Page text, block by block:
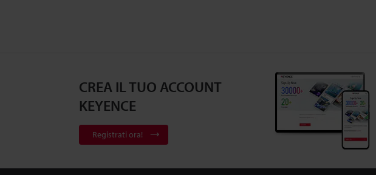
CREA IL TUO ACCOUNT
KEYENCE
Registrati ora!